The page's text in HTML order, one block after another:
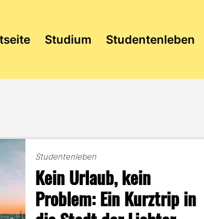
Studium Studentenleben
Studentenleben
Kein Urlaub, kein
Problem: Ein Kurztrip in